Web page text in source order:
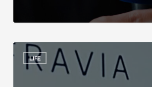
LIFE
InfraVia
Finance